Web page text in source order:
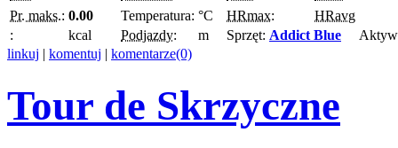
Pr. maks.: 0.00 Temperatura: °C HRmax:
HRavg
:
kcal Podjazdy: m Sprzęt: Addict Blue
linkuj | komentuj | komentarze(0)
Tour de Skrzyczne